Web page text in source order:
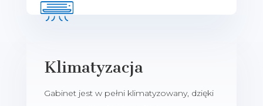
Klimatyzacja
Gabinet jest w pełni klimatyzowany, dzięki